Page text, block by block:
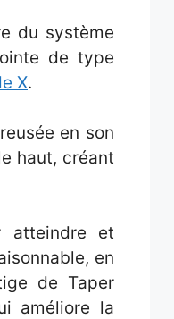
du système
de type
X.
en son
haut, créant
atteindre et
en
de Taper
améliore la